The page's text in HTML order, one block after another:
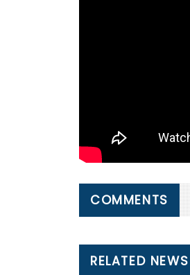
COMMENTS
RELATED NEWS